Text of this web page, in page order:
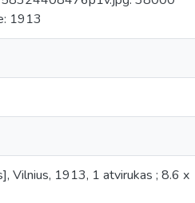
1913
Vilnius, 1913, 1 atvirukas ; 8.6 x